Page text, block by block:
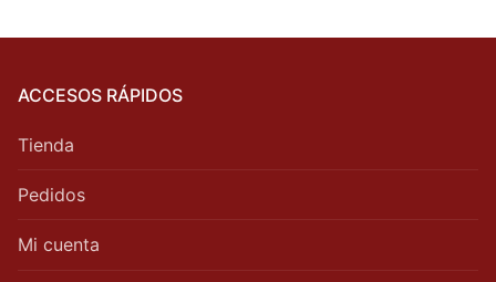
ACCESOS RÁPIDOS
Tienda
Pedidos
Mi cuenta